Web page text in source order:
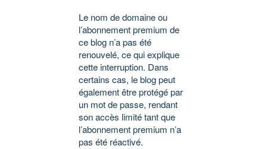
Le nom de domaine ou
l’abonnement premium de
ce blog n’a pas été
renouvelé, ce qui explique
cette interruption. Dans
certains cas, le blog peut
également être protégé par
un mot de passe, rendant
son accès limité tant que
l’abonnement premium n’a
pas été réactivé.